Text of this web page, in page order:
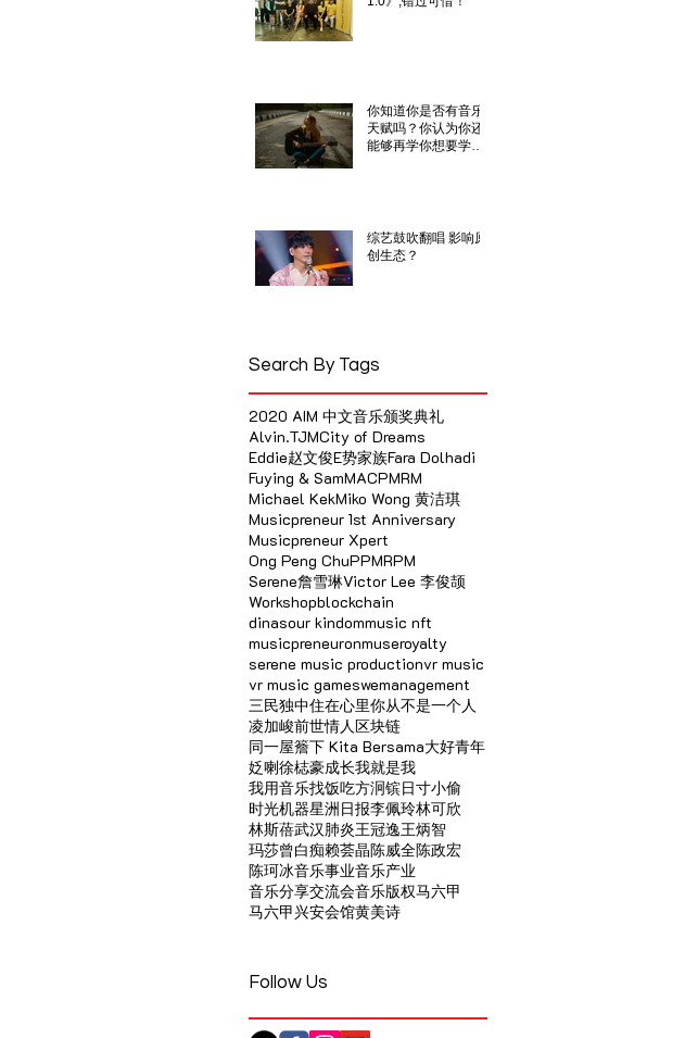
你知道你是否有音乐
天赋吗？你认为你还
能够再学你想要学的
综艺鼓吹翻唱 影响原
创生态？
Search By Tags
2020 AIM 中文音乐颁奖典礼
Alvin.TJMCity of Dreams
Eddie赵文俊E势家族Fara Dolhadi
Fuying & SamMACPMRM
Michael KekMiko Wong 黄洁琪
Musicpreneur 1st Anniversary
Musicpreneur Xpert
Ong Peng ChuPPMRPM
Serene詹雪琳Victor Lee 李俊颉
Workshopblockchain
dinasour kindommusic nft
musicpreneuronmuseroyalty
serene music productionvr music
vr music gameswemanagement
三民独中住在心里你从不是一个人
凌加峻前世情人区块链
同一屋簷下 Kita Bersama大好青年
姂喇徐梽豪成长我就是我
我用音乐找饭吃方泂镔日寸小偷
时光机器星洲日报李佩玲林可欣
林斯蓓武汉肺炎王冠逸王炳智
玛莎曾白痴赖荟晶陈威全陈政宏
陈珂冰音乐事业音乐产业
音乐分享交流会音乐版权马六甲
马六甲兴安会馆黄美诗
Follow Us